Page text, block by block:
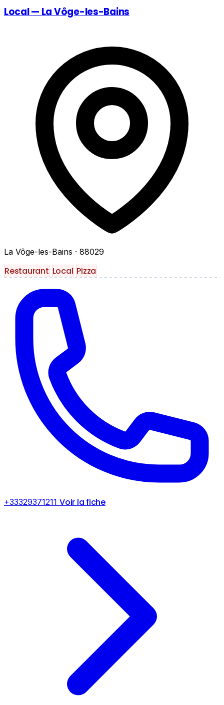
Local — La Vôge-les-Bains
La Vôge-les-Bains · 88029
Restaurant Local Pizza
+33329371211 Voir la fiche